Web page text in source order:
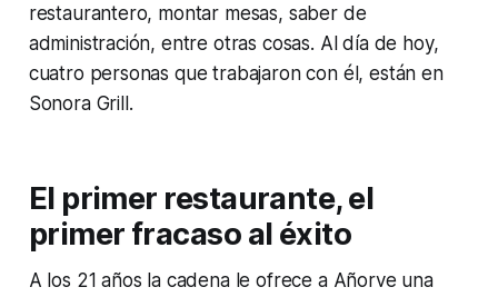
restaurantero, montar mesas, saber de
administración, entre otras cosas. Al día de hoy,
cuatro personas que trabajaron con él, están en
Sonora Grill.
El primer restaurante, el
primer fracaso al éxito
A los 21 años la cadena le ofrece a Añorve una